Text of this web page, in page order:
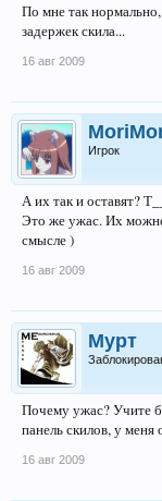
По мне так
задержек скила...
16 авг 2009
Игрок
А их так и оставят?
Это же ужас. Их
смысле )
16 авг 2009
Мурт
Почему ужас? Учите
панель скилов, у меня
16 авг 2009